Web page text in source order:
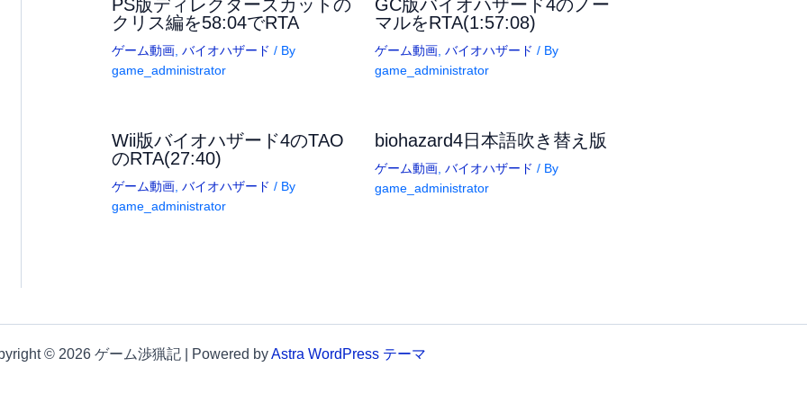
PS版ディレクターズカットの
クリス編を58:04でRTA
ゲーム動画, バイオハザード / By
game_administrator
GC版バイオハザード4のノー
マルをRTA(1:57:08)
ゲーム動画, バイオハザード / By
game_administrator
Wii版バイオハザード4のTAO
のRTA(27:40)
ゲーム動画, バイオハザード / By
game_administrator
biohazard4日本語吹き替え版
ゲーム動画, バイオハザード / By
game_administrator
© 2026 ゲーム渉猟記 | Powered byAstra WordPress テーマ